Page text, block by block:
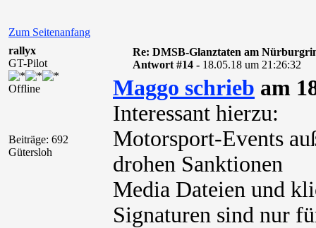
Zum Seitenanfang
rallyx
GT-Pilot
Offline
Beiträge: 692
Gütersloh
Re: DMSB-Glanztaten am
Antwort #14 - 18.05.18 um 21:26:32
Maggo schrieb am
Interessant hierzu:
Motorsport-Events
drohen Sanktionen
Media Dateien und
Signaturen sind nur